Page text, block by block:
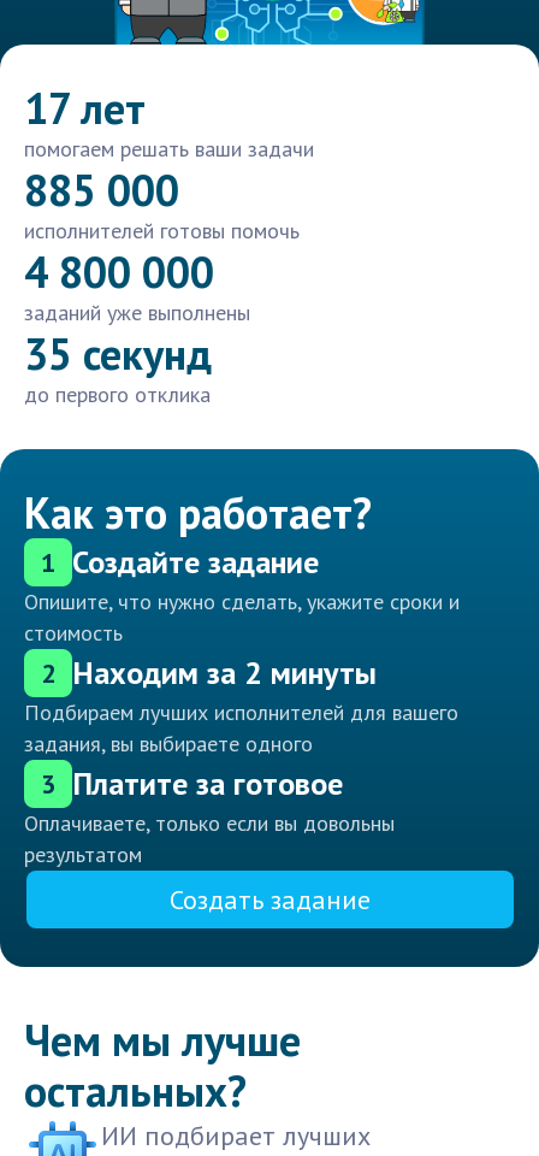
17 лет
помогаем решать ваши задачи
885 000
исполнителей готовы помочь
4 800 000
заданий уже выполнены
35 секунд
до первого отклика
Как это работает?
1 Создайте задание
Опишите, что нужно сделать, укажите сроки и
стоимость
2 Находим за 2 минуты
Подбираем лучших исполнителей для вашего
задания, вы выбираете одного
3 Платите за готовое
Оплачиваете, только если вы довольны
результатом
Создать задание
Чем мы лучше
остальных?
ИИ подбирает лучших